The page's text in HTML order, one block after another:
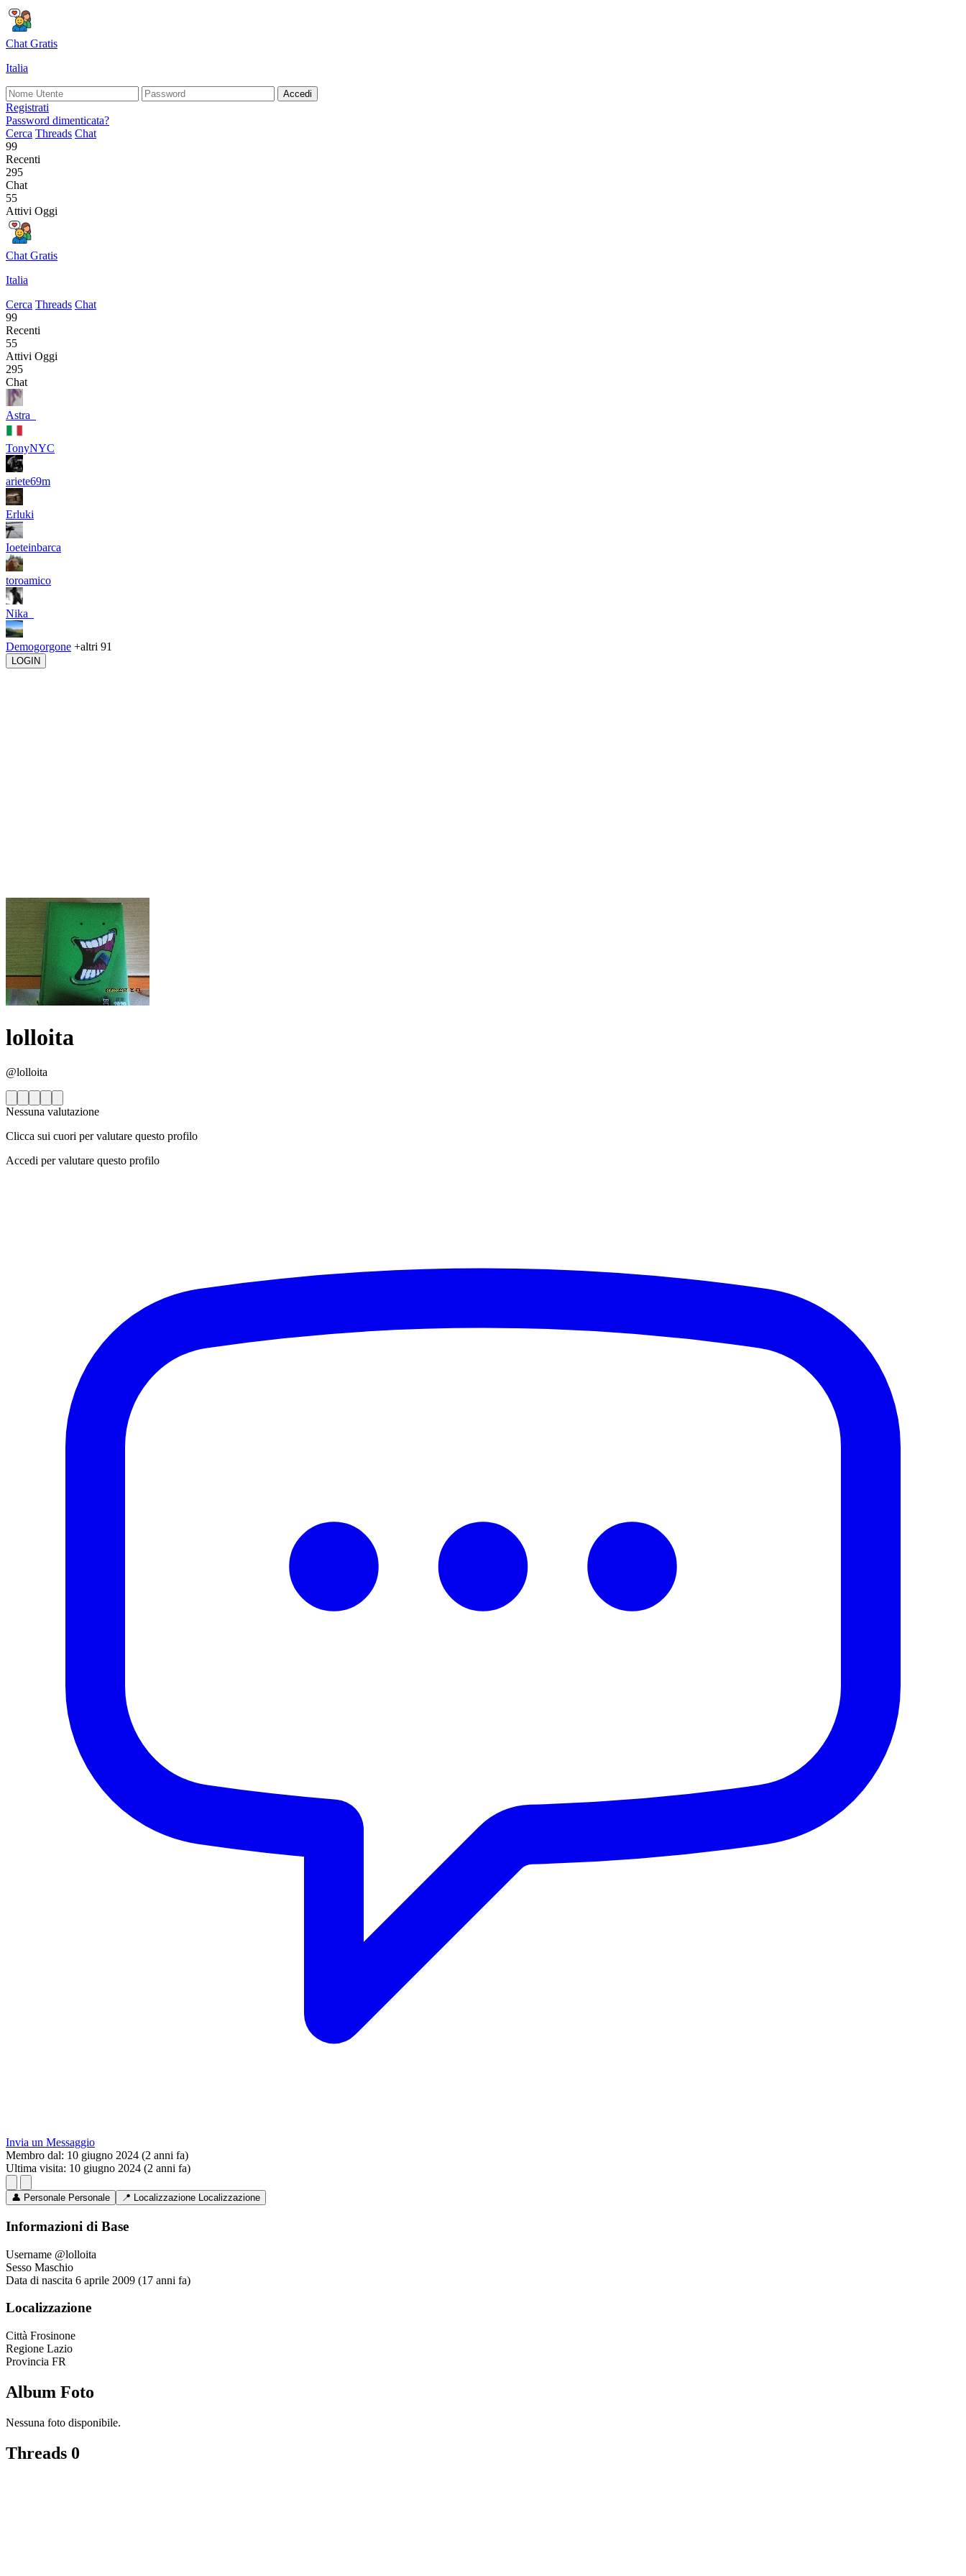
Chat Gratis
Italia
Accedi
Registrati
Password dimenticata?
Cerca Threads Chat
99
Recenti
295
Chat
55
Attivi Oggi
Chat Gratis
Italia
Cerca Threads Chat
99
Recenti
55
Attivi Oggi
295
Chat
Astra_
TonyNYC
ariete69m
Erluki
Ioeteinbarca
toroamico
Nika_
Demogorgone +altri 91
LOGIN
lolloita
@lolloita
Nessuna valutazione
Clicca sui cuori per valutare questo profilo
Accedi per valutare questo profilo
Invia un Messaggio
Membro dal: 10 giugno 2024 (2 anni fa)
Ultima visita: 10 giugno 2024 (2 anni fa)
👤 Personale Personale 📍 Localizzazione Localizzazione
Informazioni di Base
Username @lolloita
Sesso Maschio
Data di nascita 6 aprile 2009 (17 anni fa)
Localizzazione
Città Frosinone
Regione Lazio
Provincia FR
Album Foto
Nessuna foto disponibile.
Threads 0